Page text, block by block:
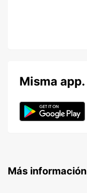
Misma
Más información